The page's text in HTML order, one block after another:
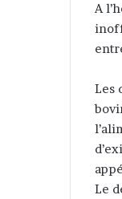
A
Les
Le